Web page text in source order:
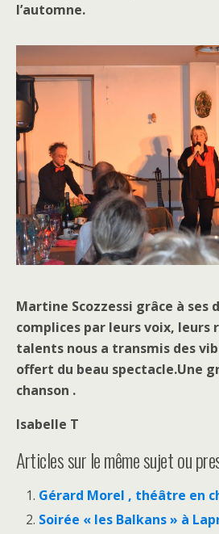
l’automne.
Martine Scozzessi grâce à ses
complices par leurs voix, leurs
talents nous a transmis des
offert du beau spectacle.Une
chanson .
Isabelle T
Articles sur le même sujet ou
Gérard Morel , théâtre en
Soirée « les Balkans » à